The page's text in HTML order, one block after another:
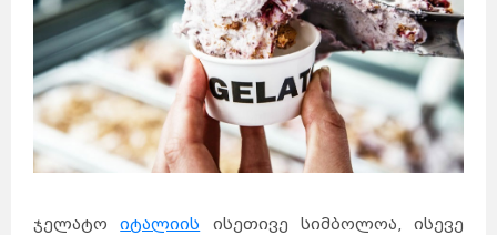
ჯელატოიტალიის ისეთივე სიმბოლოა, ისევე